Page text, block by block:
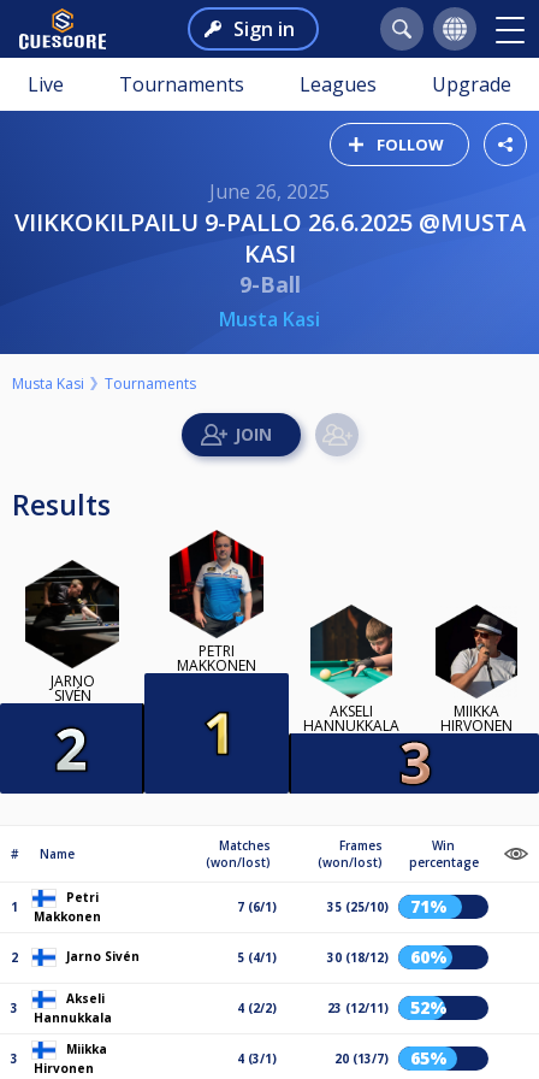
Sign in
Live Tournaments Leagues Upgrade
FOLLOW
June 26, 2025
VIIKKOKILPAILU 9-PALLO 26.6.2025 @MUSTA
KASI
9-Ball
Musta Kasi
Musta Kasi Tournaments
Results
JARNO
SIVÉN
PETRI
MAKKONEN
AKSELI
HANNUKKALA
MIIKKA
HIRVONEN
# Name
Matches
(won/lost)
Frames
(won/lost)
Win
percentage
1
Petri
Makkonen
7 (6/1) 35 (25/10) 71%
2 Jarno Sivén 5 (4/1) 30 (18/12) 60%
3
Akseli
Hannukkala
4 (2/2) 23 (12/11) 52%
3
Miikka
Hirvonen
4 (3/1) 20 (13/7) 65%